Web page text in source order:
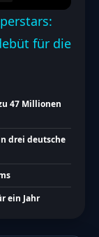
für die
47 Millionen
drei deutsche
ein Jahr